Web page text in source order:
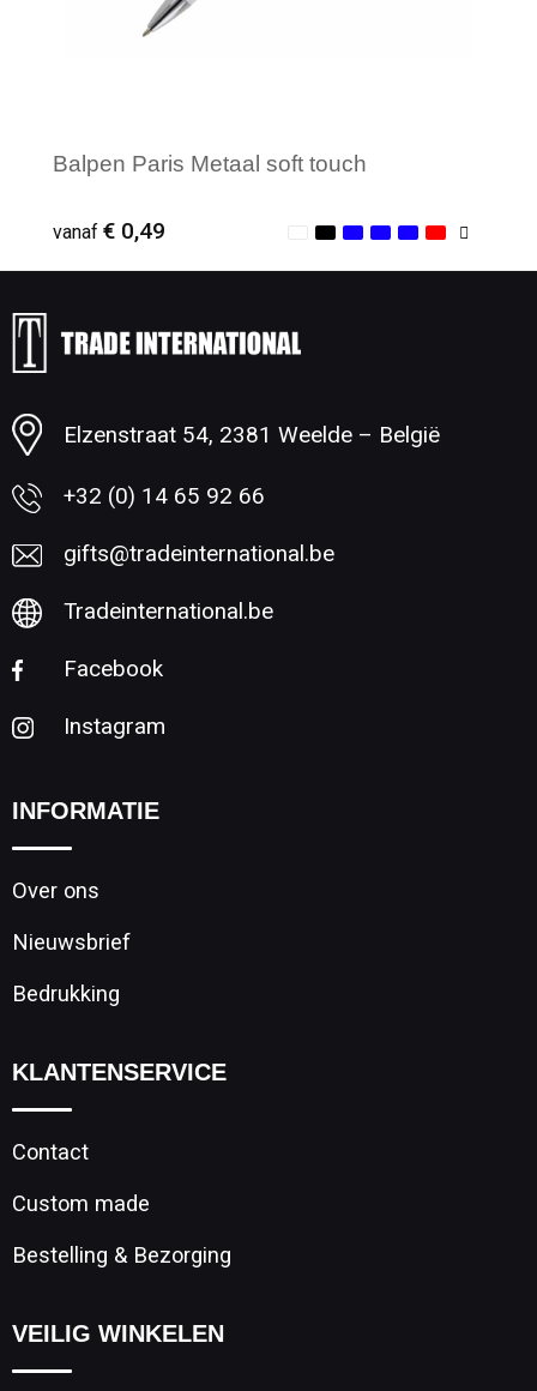
Balpen Paris Metaal soft touch
vanaf € 0,49
Minimale afname: 1
Elzenstraat 54, 2381 Weelde – België
+32 (0) 14 65 92 66
gifts@tradeinternational.be
Tradeinternational.be
Facebook
Instagram
INFORMATIE
Over ons
Nieuwsbrief
Bedrukking
KLANTENSERVICE
Contact
Custom made
Bestelling & Bezorging
VEILIG WINKELEN